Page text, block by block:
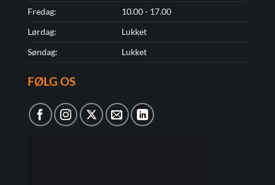
Fredag:
10.00 - 17.00
Lørdag:
Lukket
Søndag:
Lukket
FØLG OS